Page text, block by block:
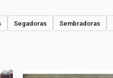
Segadoras Sembradoras